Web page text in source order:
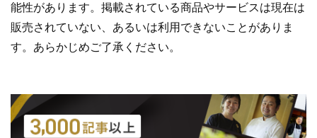
能性があります。掲載されている商品やサービスは現在は
販売されていない、あるいは利用できないことがありま
す。あらかじめご了承ください。